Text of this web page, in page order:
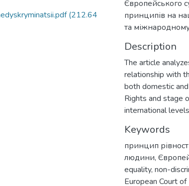
(212.64
Європейського
принципів на
та
Description
The article
relationship with
both domestic
Rights and stage
international
Keywords
принцип
людини,
equality, non-
European Court